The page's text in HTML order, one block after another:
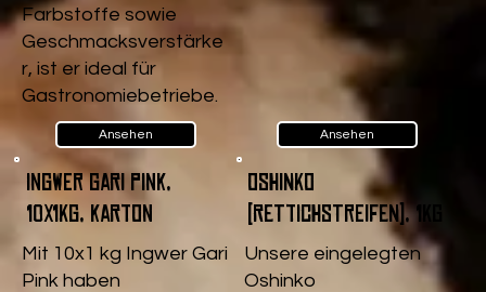
Farbstoffe sowie
Geschmacksverstärke
r, ist er ideal für
Gastronomiebetriebe.
Ansehen Ansehen
Ingwer Gari pink,
10x1kg, Karton
Mit 10x1 kg Ingwer Gari
Pink haben
Oshinko
(Rettichstreifen), 1kg
Unsere eingelegten
Oshinko